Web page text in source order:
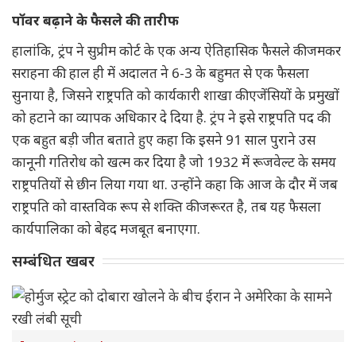
पॉवर बढ़ाने के फैसले की तारीफ
हालांकि, ट्रंप ने सुप्रीम कोर्ट के एक अन्य ऐतिहासिक फैसले की जमकर
सराहना की. हाल ही में अदालत ने 6-3 के बहुमत से एक फैसला
सुनाया है, जिसने राष्ट्रपति को कार्यकारी शाखा की एजेंसियों के प्रमुखों
को हटाने का व्यापक अधिकार दे दिया है. ट्रंप ने इसे राष्ट्रपति पद की
एक बहुत बड़ी जीत बताते हुए कहा कि इसने 91 साल पुराने उस
कानूनी गतिरोध को खत्म कर दिया है जो 1932 में रूजवेल्ट के समय
राष्ट्रपतियों से छीन लिया गया था. उन्होंने कहा कि आज के दौर में जब
राष्ट्रपति को वास्तविक रूप से शक्ति की जरूरत है, तब यह फैसला
कार्यपालिका को बेहद मजबूत बनाएगा.
सम्बंधित खबर